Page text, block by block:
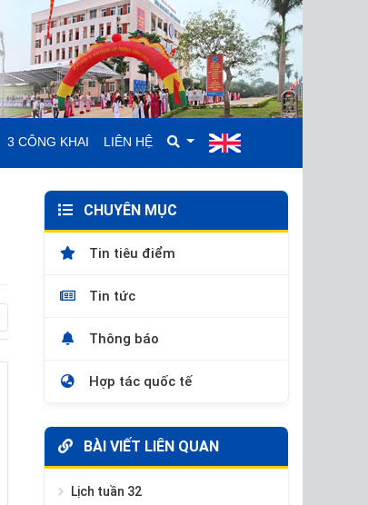
3 CÔNG KHAI LIÊN HỆ
CHUYÊN MỤC
Tin tiêu điểm
Tin tức
Thông báo
Hợp tác quốc tế
BÀI VIẾT LIÊN QUAN
Lịch tuần 32